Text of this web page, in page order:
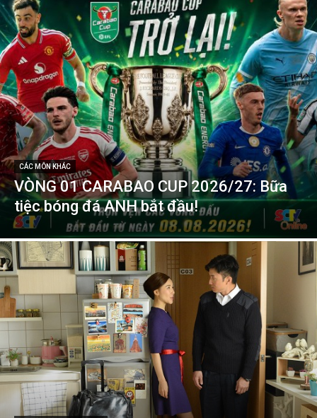
CÁC MÔN KHÁC
VÒNG 01 CARABAO CUP 2026/27: Bữa
tiệc bóng đá ANH bắt đầu!